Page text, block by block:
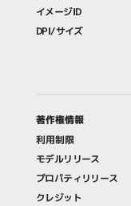
イメージID
DPI/サイズ
著作権情報
利用制限
モデルリリース
プロパティリリース
クレジット